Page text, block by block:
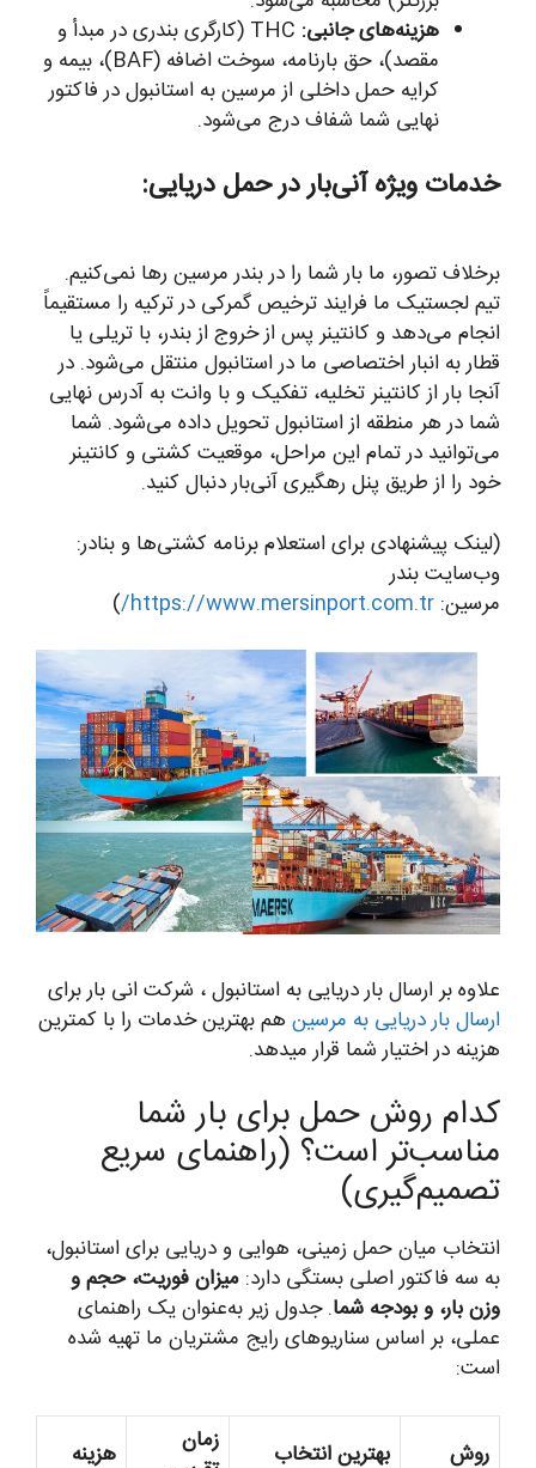
هزینه‌های جانبی:
THC (کارگری بندری در مبدأ و
مقصد)، حق بارنامه، سوخت اضافه (BAF)، بیمه و
کرایه حمل داخلی از مرسین به استانبول در فاکتور
نهایی شما شفاف درج می‌شود.
خدمات ویژه آنی‌بار در حمل دریایی:
برخلاف تصور، ما بار شما را در بندر مرسین رها نمی‌کنیم.
تیم لجستیک ما فرایند ترخیص گمرکی در ترکیه را مستقیماً
انجام می‌دهد و کانتینر پس از خروج از بندر، با تریلی یا
قطار به انبار اختصاصی ما در استانبول منتقل می‌شود. در
آنجا بار از کانتینر تخلیه، تفکیک و با وانت به آدرس نهایی
شما در هر منطقه از استانبول تحویل داده می‌شود. شما
می‌توانید در تمام این مراحل، موقعیت کشتی و کانتینر
خود را از طریق پنل رهگیری آنی‌بار دنبال کنید.
(لینک پیشنهادی برای استعلام برنامه کشتی‌ها و بنادر:
وب‌سایت بندر
مرسین: https://www.mersinport.com.tr/
)
علاوه بر ارسال بار دریایی به استانبول ، شرکت انی بار برای
ارسال بار دریایی به مرسین هم بهترین خدمات را با کمترین
هزینه در اختیار شما قرار میدهد.
کدام روش حمل برای بار شما
مناسب‌تر است؟ (راهنمای سریع
تصمیم‌گیری)
انتخاب میان حمل زمینی، هوایی و دریایی برای استانبول،
به سه فاکتور اصلی بستگی دارد: میزان فوریت، حجم و
وزن بار، و بودجه شما. جدول زیر به‌عنوان یک راهنمای
عملی، بر اساس سناریوهای رایج مشتریان ما تهیه شده
است:
روش
بهترین انتخاب
زمان
هزینه